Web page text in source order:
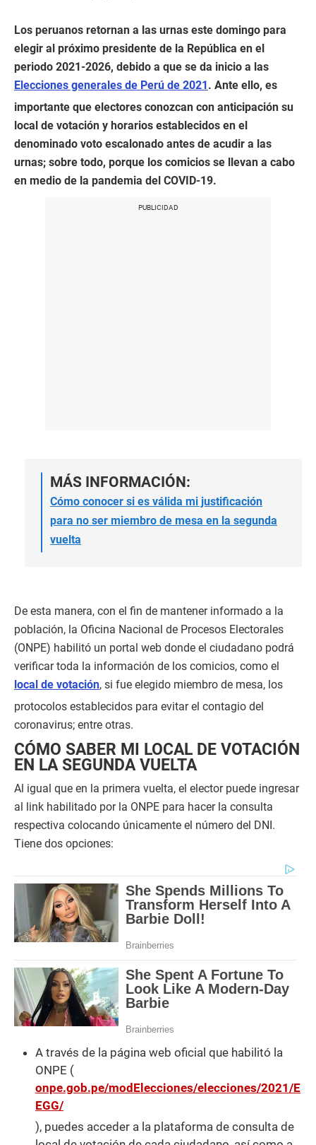
Los peruanos retornan a las urnas este domingo para
elegir al próximo presidente de la República en el
periodo 2021-2026, debido a que se da inicio a las
Elecciones generales de Perú de 2021. Ante ello, es
importante que electores conozcan con anticipación su
local de votación y horarios establecidos en el
denominado voto escalonado antes de acudir a las
urnas; sobre todo, porque los comicios se llevan a cabo
en medio de la pandemia del COVID-19.
MÁS INFORMACIÓN:
Cómo conocer si es válida mi justificación
para no ser miembro de mesa en la segunda
vuelta
De esta manera, con el fin de mantener informado a la
población, la Oficina Nacional de Procesos Electorales
(ONPE) habilitó un portal web donde el ciudadano podrá
verificar toda la información de los comicios, como el
local de votación, si fue elegido miembro de mesa, los
protocolos establecidos para evitar el contagio del
coronavirus; entre otras.
CÓMO SABER MI LOCAL DE VOTACIÓN
EN LA SEGUNDA VUELTA
Al igual que en la primera vuelta, el elector puede ingresar
al link habilitado por la ONPE para hacer la consulta
respectiva colocando únicamente el número del DNI.
Tiene dos opciones:
A través de la página web oficial que habilitó la
ONPE (
onpe.gob.pe/modElecciones/elecciones/2021/E
EGG/
), puedes acceder a la plataforma de consulta de